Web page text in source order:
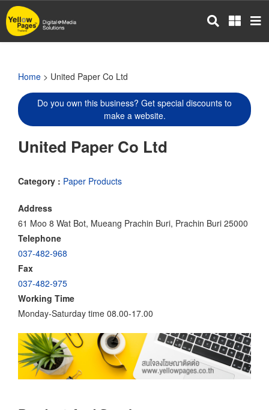
Skip
to
main
Home > United Paper Co Ltd
Do you own this business? Get special discounts to
make a website.
United Paper Co Ltd
Category : Paper Products
Address
61 Moo 8 Wat Bot, Mueang Prachin Buri, Prachin Buri 25000
Telephone
037-482-968
Fax
037-482-975
Working Time
Monday-Saturday time 08.00-17.00